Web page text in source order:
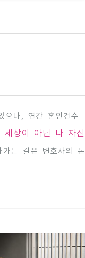
나, 연간 혼인건수
세상이 아닌 나 자신
는 길은 변호사의 논